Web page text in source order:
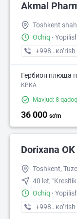
Akmal
Toshkent
Ochiq ·
+998 (99)кo’rish
Гербион плюща
КРКА
Mavjud: 8
36 000 so'm
Dorixana
Toshkent,
40 let,
Ochiq ·
+998 (90)кo’rish